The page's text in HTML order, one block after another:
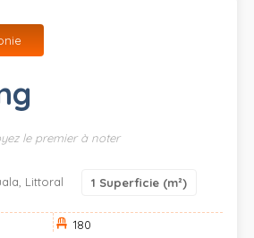
le premier à noter
Littoral 1 Superficie (m²)
180